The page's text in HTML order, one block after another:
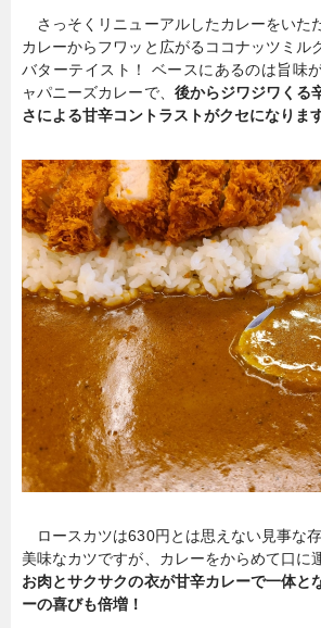
さっそくリニューアルしたカレーをいた
カレーからフワッと広がるココナッツミル
バターテイスト！ ベースにあるのは旨味
ャパニーズカレーで、 後からジワジワくる
さによる甘辛コントラストがクセになりま
ロースカツは630円とは思えない見事な
美味なカツですが、カレーをからめて口に
お肉とサクサクの衣が甘辛カレーで一体と
ーの喜びも倍増！